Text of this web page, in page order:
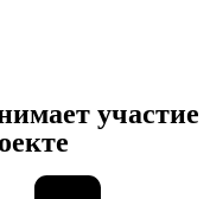
участие